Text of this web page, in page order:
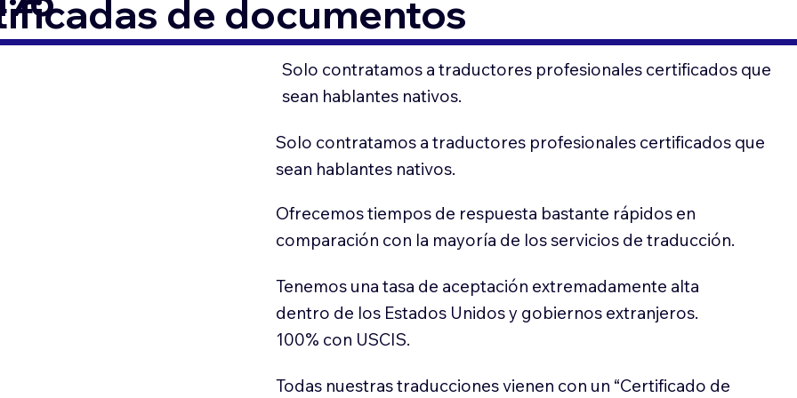
de documentos
Solo contratamos a traductores profesionales certificados que
sean hablantes nativos.
Solo contratamos a traductores profesionales certificados que
sean hablantes nativos.
Ofrecemos tiempos de respuesta bastante rápidos en
comparación con la mayoría de los servicios de traducción.
Tenemos una tasa de aceptación extremadamente alta
dentro de los Estados Unidos y gobiernos extranjeros.
100% con USCIS.
Todas nuestras traducciones vienen con un “Certificado de